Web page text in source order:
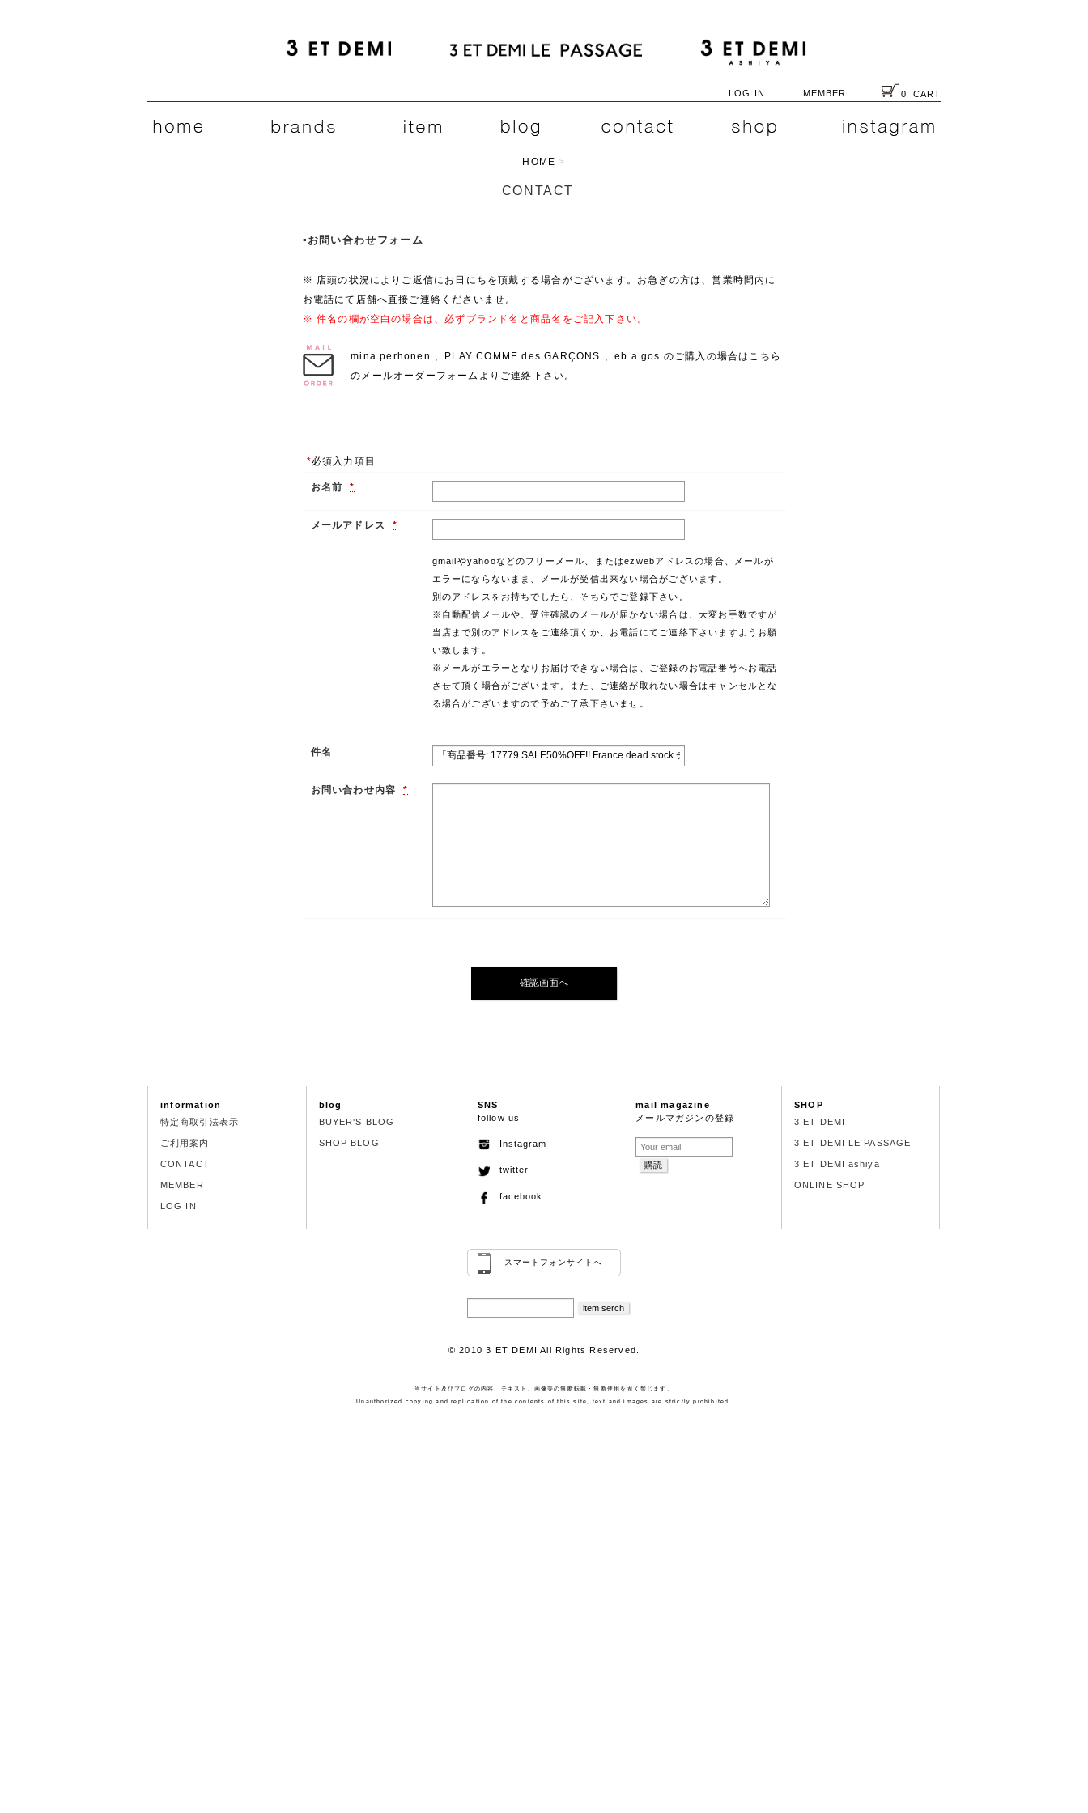
0 CART
LOG IN MEMBER
HOME >
CONTACT
▪️お問い合わせフォーム
※ 店頭の状況によりご返信にお日にちを頂戴する場合がございます。お急ぎの方は、営業時間内に
お電話にて店舗へ直接ご連絡くださいませ。
※ 件名の欄が空白の場合は、必ずブランド名と商品名をご記入下さい。
mina perhonen 、PLAY COMME des GARÇONS 、eb.a.gos のご購入の場合はこちら
の メールオーダーフォーム よりご連絡下さい。
*必須入力項目
お名前 *
メールアドレス *
gmailやyahooなどのフリーメール、またはezwebアドレスの場合、メールが
エラーにならないまま、メールが受信出来ない場合がございます。
別のアドレスをお持ちでしたら、そちらでご登録下さい。
※自動配信メールや、受注確認のメールが届かない場合は、大変お手数ですが
当店まで別のアドレスをご連絡頂くか、お電話にてご連絡下さいますようお願
い致します。
※メールがエラーとなりお届けできない場合は、ご登録のお電話番号へお電話
させて頂く場合がございます。また、ご連絡が取れない場合はキャンセルとな
る場合がございますので予めご了承下さいませ。
件名
お問い合わせ内容 *
information
特定商取引法表示
ご利用案内
CONTACT
MEMBER
LOG IN
blog
BUYER'S BLOG
SHOP BLOG
SNS
follow us !
Instagram
twitter
facebook
mail magazine
メールマガジンの登録
SHOP
3 ET DEMI
3 ET DEMI LE PASSAGE
3 ET DEMI ashiya
ONLINE SHOP
スマートフォンサイトへ
© 2010 3 ET DEMI All Rights Reserved.
当サイト及びブログの内容、テキスト、画像等の無断転載・無断使用を固く禁じます。
Unauthorized copying and replication of the contents of this site, text and images are strictly prohibited.